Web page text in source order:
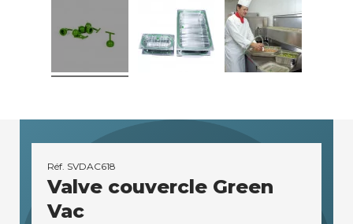
Réf. SVDAC618
Valve couvercle Green
Vac